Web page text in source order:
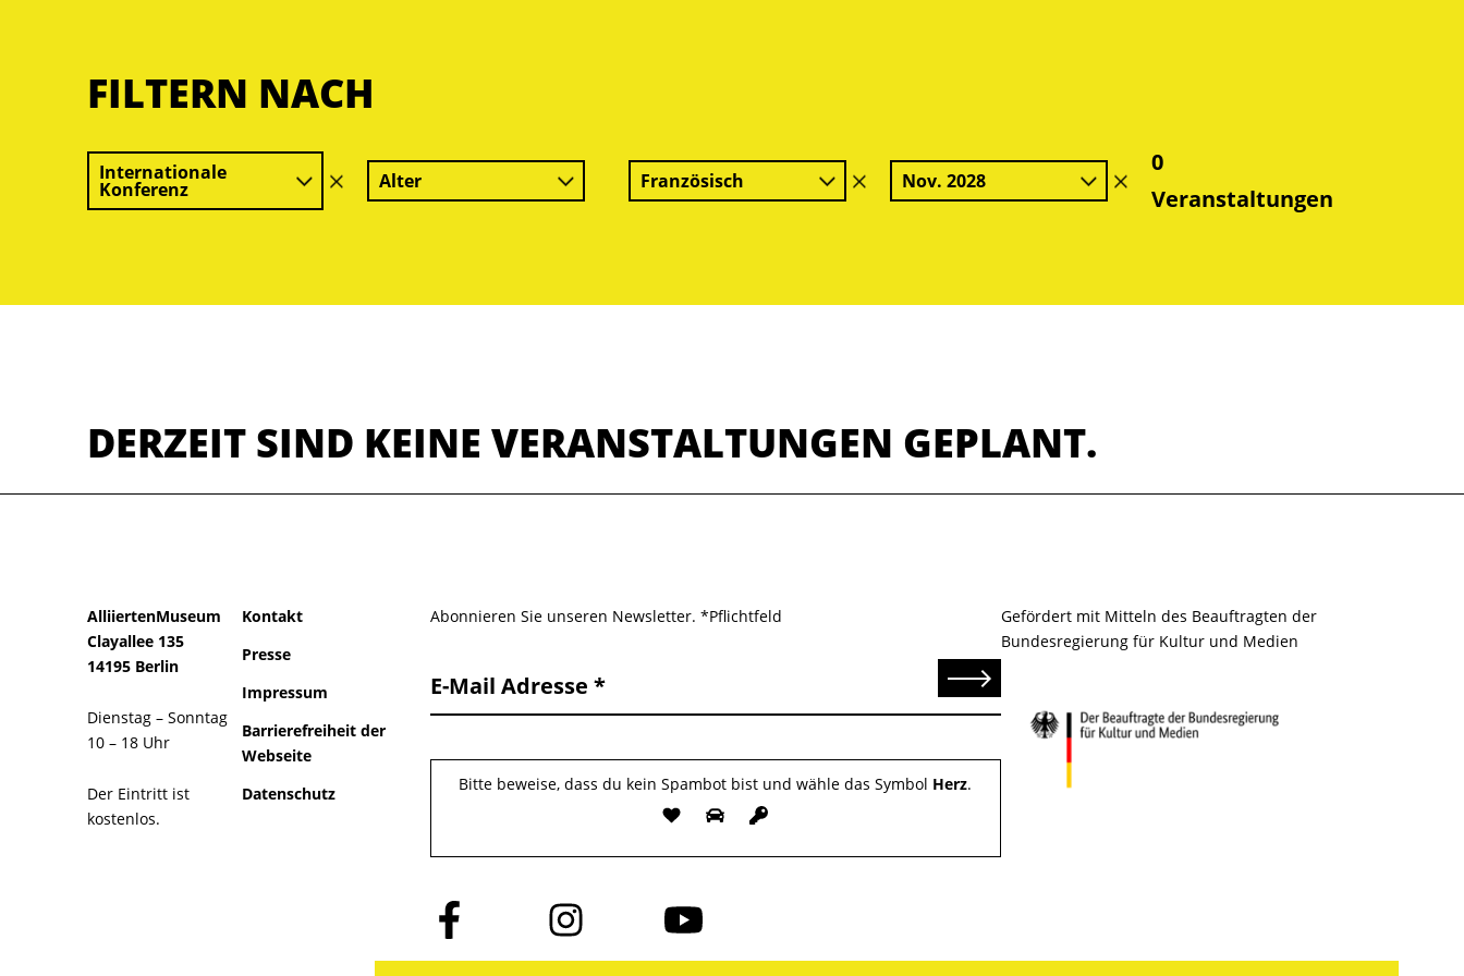
FILTERN NACH
Internationale
Konferenz
Filter
löschen
Alter Französisch
Filter
löschen
Nov. 2028
Filter
löschen
0
Veranstaltungen
DERZEIT SIND KEINE VERANSTALTUNGEN GEPLANT.
AlliiertenMuseum
Clayallee 135
14195 Berlin
Dienstag – Sonntag
10 – 18 Uhr
Der Eintritt ist
kostenlos.
Kontakt
Presse
Impressum
Barrierefreiheit der
Webseite
Datenschutz
Abonnieren Sie unseren Newsletter. *Pflichtfeld
E-Mail Adresse Senden
Bitte beweise, dass du kein Spambot bist und wähle das Symbol Herz.
Folge
uns
auf
Folge
uns
auf
Folge
uns
auf
Gefördert mit Mitteln des Beauftragten der
Bundesregierung für Kultur und Medien